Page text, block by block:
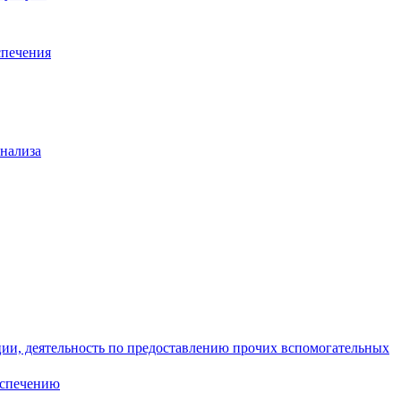
деятельность по предоставлению прочих вспомогательных